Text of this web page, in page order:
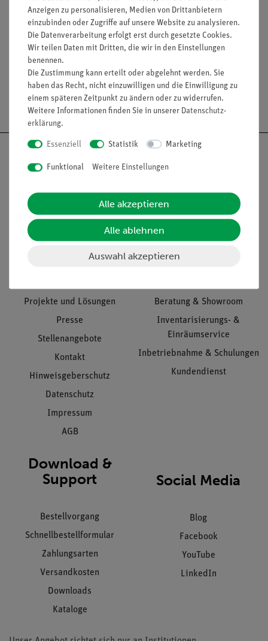
Strom, Spannung,
Widerstand,
Temperatur
1.650,00 €
Versandkostenfrei ab 300,- €
Informationen
Projekte und Lösungen
Presse
Stellenangebote
Kontakt
Hinweisgeberschutz
Datenschutz
Impressum
AGB
Service
Beratung & Showroom
Inventarisierungs- &
Einräumservice
Inbetriebnahme & Schulungen
Kundendienst
Download &
Support
Bestellvorgang
Schnellbestellformular
Zahlungsarten
Versandkosten
Downloads
Kataloge
Social Media
Blog
Facebook
YouTube
LinkedIn
Anzeigen zu personalisieren, Medien von Drittanbietern
einzubinden oder Zugriffe auf unsere Website zu analysieren.
Die Datenverarbeitung erfolgt erst durch gesetzte Cookies.
Wir teilen Daten mit Dritten, die wir in den Einstellungen
benennen.
Die Zustimmung kann erteilt oder abgelehnt werden. Sie
haben das Recht, nicht einzuwilligen und die Einwilligung zu
einem späteren Zeitpunkt zu ändern oder zu widerrufen.
Weitere Informationen finden Sie in unserer Daten­schutz­
erklärung.
Essenziell Statistik Marketing
Funktional Weitere Einstellungen
Alle akzeptieren
Alle ablehnen
Auswahl akzeptieren